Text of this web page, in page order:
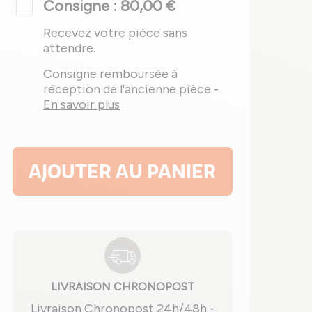
Consigne : 80,00 €
Recevez votre pièce sans
attendre.
Consigne remboursée à
réception de l'ancienne pièce -
En savoir plus
AJOUTER AU PANIER
LIVRAISON CHRONOPOST
Livraison Chronopost 24h/48h -